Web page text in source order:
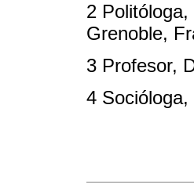
2
Grenoble,
3 Profesor,
4